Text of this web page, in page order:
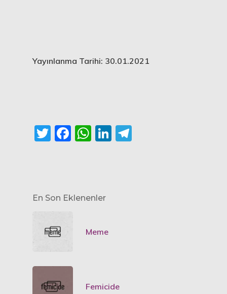
Yayınlanma Tarihi: 30.01.2021
Twitter
Facebook
WhatsApp
LinkedIn
En Son Eklenenler
Meme
Femicide